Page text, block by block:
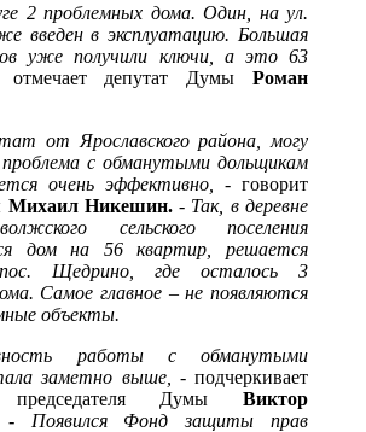
2 проблемных дома. Один, на ул.
введен в эксплуатацию. Большая
уже получили ключи, а это 63
депутат Думы Роман
от Ярославского района, могу
с обманутыми дольщикам
очень эффективно,
- говорит
Михаил Никешин.- Так, в деревне
сельского поселения
дом на 56 квартир, решается
Щедрино, где осталось 3
Самое главное – не появляются
объекты.
работы с обманутыми
заметно выше,
- подчеркивает
председателя Думы Виктор
-
Появился Фонд защиты прав